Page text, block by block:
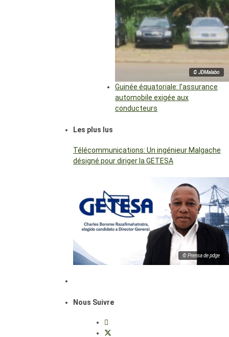
© JDMalabo
Guinée équatoriale: l’assurance
automobile exigée aux
conducteurs
Les plus lus
Télécommunications: Un ingénieur Malgache
désigné pour diriger la GETESA
© Prensa de pdge
Nous Suivre